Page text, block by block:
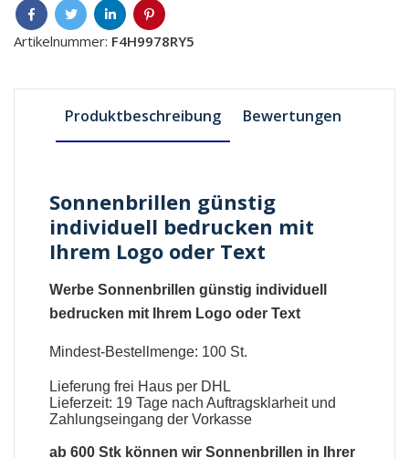
Artikelnummer: F4H9978RY5
Produktbeschreibung Bewertungen
Sonnenbrillen günstig
individuell bedrucken mit
Ihrem Logo oder Text
Werbe Sonnenbrillen günstig individuell
bedrucken mit Ihrem Logo oder Text
Mindest-Bestellmenge: 100 St.
Lieferung frei Haus per DHL
Lieferzeit: 19 Tage nach Auftragsklarheit und
Zahlungseingang der Vorkasse
ab 600 Stk können wirSonnenbrillen in Ihrer